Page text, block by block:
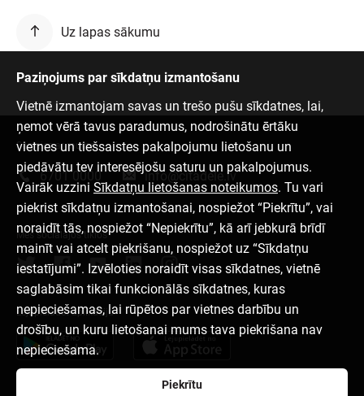
Uz lapas sākumu
Paziņojums par sīkdatņu izmantošanu
Vietnē izmantojam savas un trešo pušu sīkdatnes, lai,
ņemot vērā tavus paradumus, nodrošinātu ērtāku
vietnes un tiešsaistes pakalpojumu lietošanu un
piedāvātu tev interesējošu saturu un pakalpojumus.
Vairāk uzzini Sīkdatņu lietošanas noteikumos. Tu vari
piekrist sīkdatņu izmantošanai, nospiežot “Piekrītu”, vai
noraidīt tās, nospiežot “Nepiekrītu”, kā arī jebkurā brīdī
mainīt vai atcelt piekrišanu, nospiežot uz “Sīkdatņu
iestatījumi”. Izvēloties noraidīt visas sīkdatnes, vietnē
saglabāsim tikai funkcionālās sīkdatnes, kuras
nepieciešamas, lai rūpētos par vietnes darbību un
drošību, un kuru lietošanai mums tava piekrišana nav
nepieciešama.
Piekrītu
Sazinies ar mums
6701 0000 info@citadele.lv
Mēs sociālajos tīklos
Lejupielādēt aplikāciju